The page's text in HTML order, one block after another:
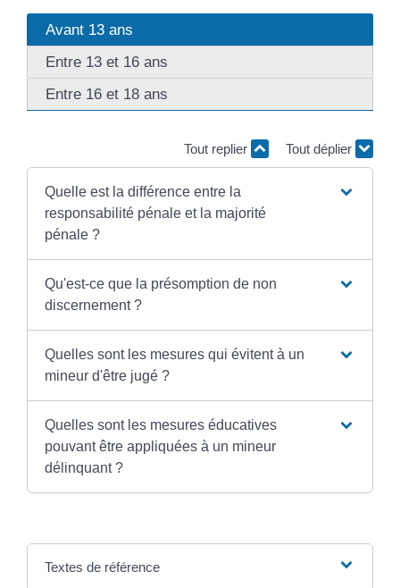
Avant 13 ans
Entre 13 et 16 ans
Entre 16 et 18 ans
Tout replier Tout déplier
Quelle est la différence entre la
responsabilité pénale et la majorité
pénale ?
Qu'est-ce que la présomption de non
discernement ?
Quelles sont les mesures qui évitent à un
mineur d'être jugé ?
Quelles sont les mesures éducatives
pouvant être appliquées à un mineur
délinquant ?
Textes de référence